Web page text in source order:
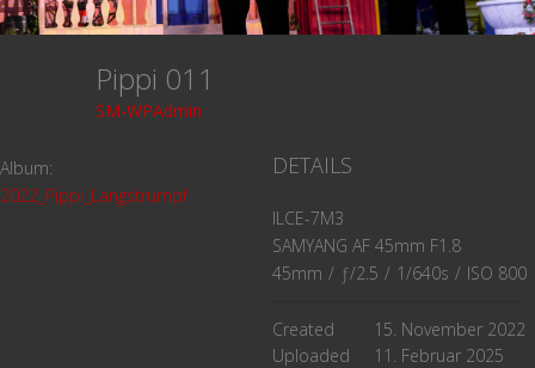
Pippi 011
SM-WPAdmin
Album:
2022_Pippi_Langstrumpf
DETAILS
ILCE-7M3
SAMYANG AF 45mm F1.8
45mm / ƒ/2.5 / 1/640s / ISO 800
Created
15. November 2022
Uploaded
11. Februar 2025